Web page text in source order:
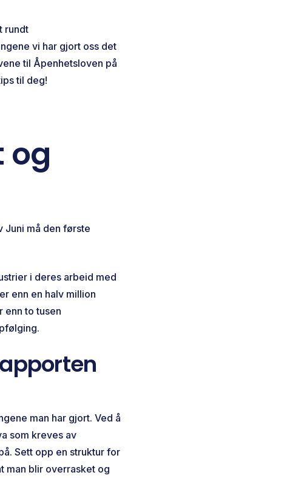
rundt
vi har gjort oss det
til Åpenhetsloven på
til deg!
og
Juni må den første
i deres arbeid med
enn en halv million
to tusen
man har gjort. Ved å
som kreves av
Sett opp en struktur for
man blir overrasket og